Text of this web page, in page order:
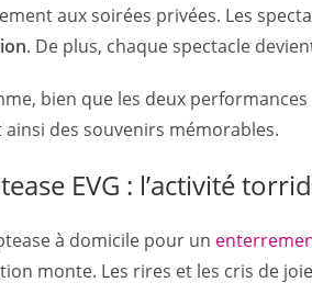
aux soirées privées. Les
. De plus, chaque spectacle
bien que les deux
des souvenirs mémorables.
EVG : l’activité
à domicile pour un
monte. Les rires et les cris de